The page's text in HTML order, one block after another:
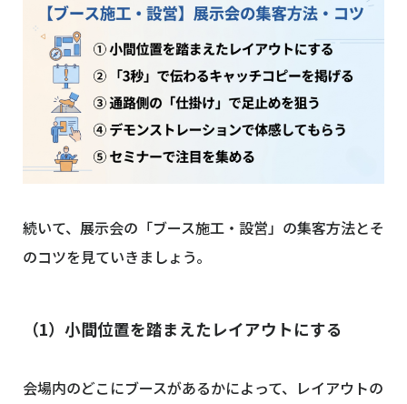
続いて、展示会の「ブース施工・設営」の集客方法とそ
のコツを見ていきましょう。
（1）小間位置を踏まえたレイアウトにする
会場内のどこにブースがあるかによって、レイアウトの